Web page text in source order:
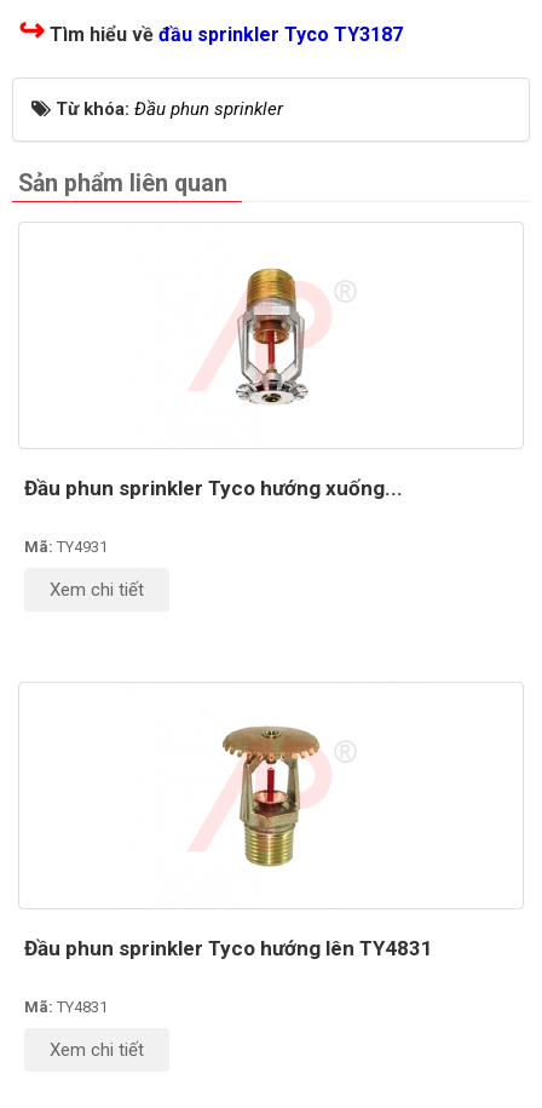
↪ Tìm hiểu về đầu sprinkler Tyco TY3187
Từ khóa: Đầu phun sprinkler
Sản phẩm liên quan
Đầu phun sprinkler Tyco hướng xuống...
Mã: TY4931
Xem chi tiết
Đầu phun sprinkler Tyco hướng lên TY4831
Mã: TY4831
Xem chi tiết